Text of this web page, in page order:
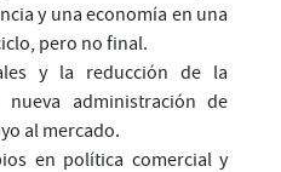
y una economía en una
pero no final.
y la reducción de la
administración de
al mercado.
en política comercial y